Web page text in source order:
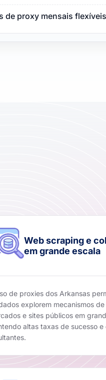
de proxy mensais flexíveis
Web scraping e
em grande escala
de proxies dos Arkansas
explorem mecanismos
e sites públicos em
altas taxas de sucesso e